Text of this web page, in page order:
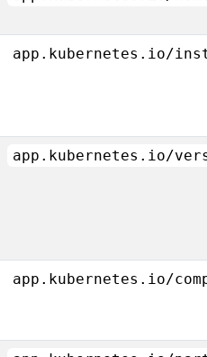
app.kubernetes.io/
app.kubernetes.io/
app.kubernetes.io/